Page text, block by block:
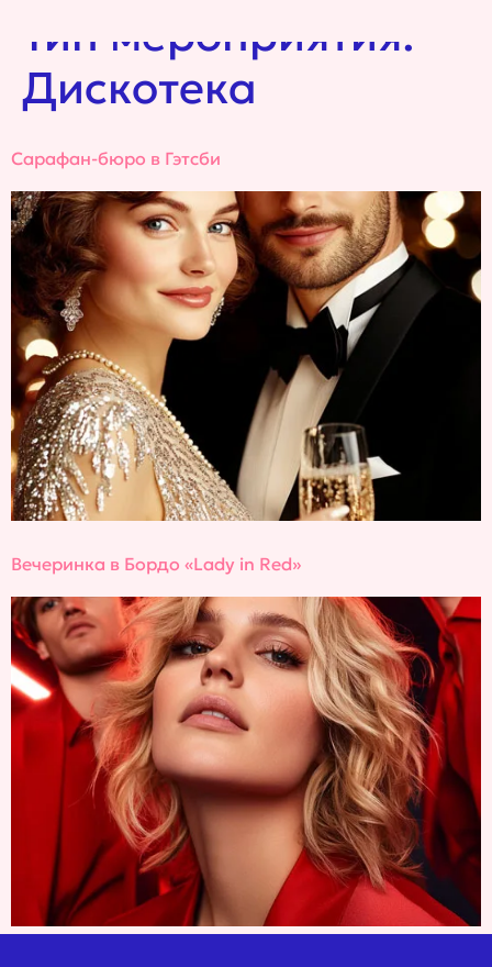
Тип мероприятия:
Дискотека
Сарафан-бюро в Гэтсби
Вечеринка в Бордо «Lady in Red»